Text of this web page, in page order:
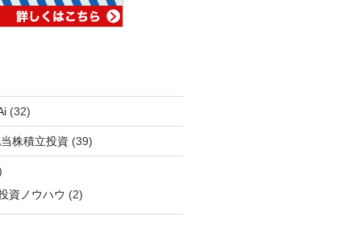
(32)
株積立投資 (39)
資ノウハウ (2)